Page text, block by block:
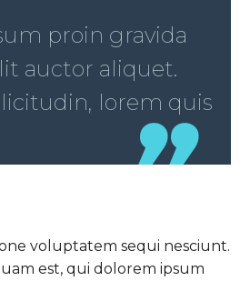
proin gravida
auctor aliquet.
lorem quis
voluptatem sequi nesciunt.
est, qui dolorem ipsum